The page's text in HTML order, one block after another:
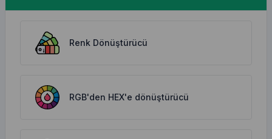
Renk Dönüştürücü
RGB'den HEX'e dönüştürücü